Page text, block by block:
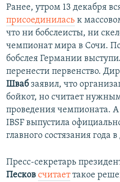
Ранее, утром 13 декабря
присоединилась к
что ни бобслеисты, ни
чемпионат мира в Сочи.
бобслея Германии
перенести первенство.
Швабзаявил, что
бойкот, но считает
проведения чемпионата.
IBSF выпустила
главного состязания года
Пресс-секретарь
Песков считаеттакое